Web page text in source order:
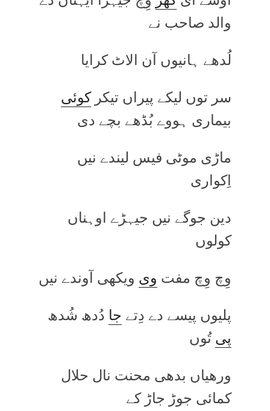
والد صاحب نے
لُدھے ہانیوں آن الاٹ کرایا
سر توں لیکے پیراں تیکرکوئی
بیماری ہووے بُڈھے بچے دی
ماڑی موٹی فیس لیندے نیں
اِکواری
دین جوگے نیں جیہڑے اوہناں
کولوں
وِچ وِچ مفت وی ویکھی آوندے نیں
پلیوں پیسے دے دِتے جا دُدھ شُدھ
پیتُوں
ورھیاں بدھی محنت نال حلال
کمائی جوڑ جاڑ کے